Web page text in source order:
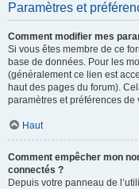
Paramètres et
Comment modifier mes
Si vous êtes membre de ce
base de données. Pour les
(généralement ce lien est
haut des pages du forum).
paramètres et préférences de
Haut
Comment empêcher mon
connectés ?
Depuis votre panneau de